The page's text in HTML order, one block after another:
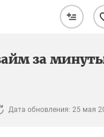
за
Дата обновления: 25 мая